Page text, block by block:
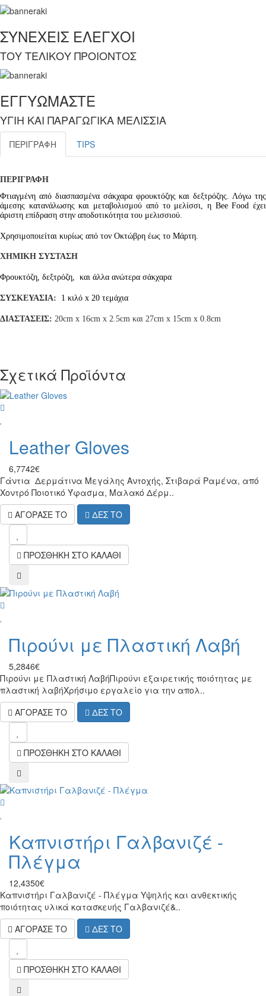
ΣΥΝΕΧΕΙΣ ΕΛΕΓΧΟΙ
ΤΟΥ ΤΕΛΙΚΟΥ ΠΡΟΙΟΝΤΟΣ
ΕΓΓΥΩΜΑΣΤΕ
ΥΓΙΗ ΚΑΙ ΠΑΡΑΓΩΓΙΚΑ ΜΕΛΙΣΣΙΑ
ΠΕΡΙΓΡΑΦΗ TIPS
ΠΕΡΙΓΡΑΦΗ
Φτιαγμένη από διασπασμένα σάκχαρα φρουκτόζης και δεξτρόζης. Λόγω της
άμεσης κατανάλωσης και μεταβολισμού από το μελίσσι, η Bee Food έχει
άριστη επίδραση στην αποδοτικότητα του μελισσιού.
Χρησιμοποιείται κυρίως από τον Οκτώβρη έως το Μάρτη.
ΧΗΜΙΚΗ ΣΥΣΤΑΣΗ
Φρουκτόζη, δεξτρόζη, και άλλα ανώτερα σάκχαρα
ΣΥΣΚΕΥΑΣΙΑ: 1 κιλό x 20 τεμάχια
ΔΙΑΣΤΑΣΕΙΣ: 20cm x 16cm x 2.5cm και 27cm x 15cm x 0.8cm
Σχετικά Προϊόντα
Leather Gloves
6,7742€
Γάντια Δερμάτινα Μεγάλης Αντοχής, Στιβαρά Ραμένα, από
Χοντρό Ποιοτικό Ύφασμα, Μαλακό Δέρμ..
ΑΓΟΡΑΣΕ ΤΟ
ΔΕΣ ΤΟ
ΠΡΟΣΘΗΚΗ ΣΤΟ ΚΑΛΑΘΙ
compare
Πιρούνι με Πλαστική Λαβή
5,2846€
Πιρούνι με Πλαστική Λαβή Πιρούνι εξαιρετικής ποιότητας με
πλαστική λαβήΧρήσιμο εργαλείο για την απολ..
ΑΓΟΡΑΣΕ ΤΟ
ΔΕΣ ΤΟ
ΠΡΟΣΘΗΚΗ ΣΤΟ ΚΑΛΑΘΙ
compare
Καπνιστήρι Γαλβανιζέ -
Πλέγμα
12,4350€
Καπνιστήρι Γαλβανιζέ - Πλέγμα Υψηλής και ανθεκτικής
ποιότητας υλικά κατασκευής Γαλβανιζέ&..
ΑΓΟΡΑΣΕ ΤΟ
ΔΕΣ ΤΟ
ΠΡΟΣΘΗΚΗ ΣΤΟ ΚΑΛΑΘΙ
compare